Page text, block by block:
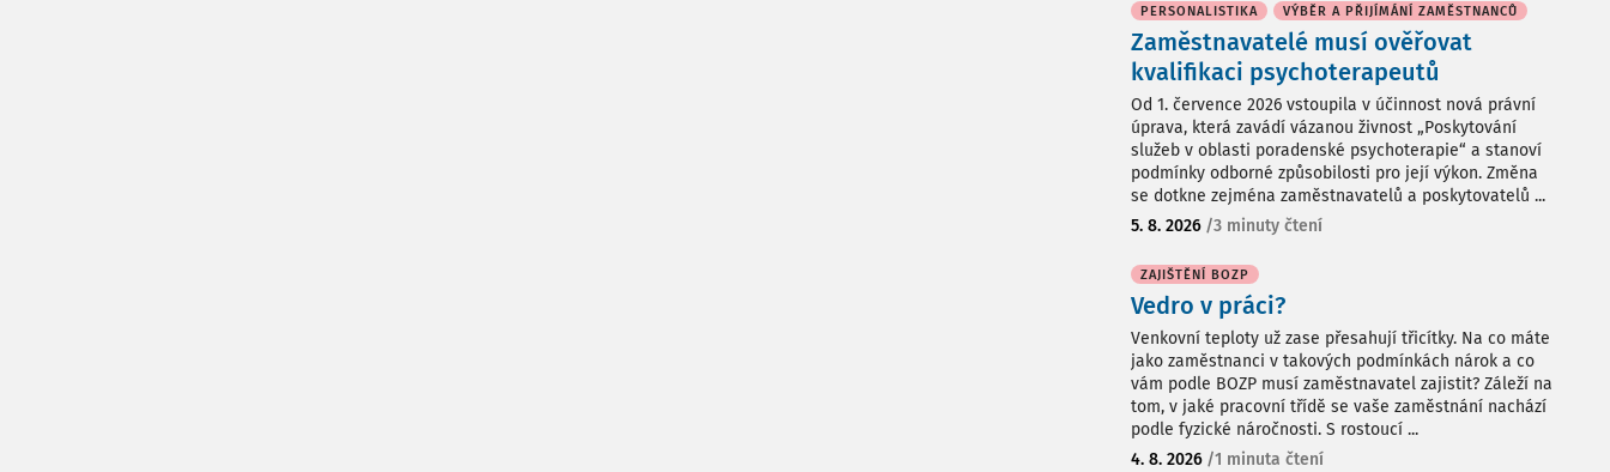
PERSONALISTIKA VÝBĚR A PŘIJÍMÁNÍ ZAMĚSTNANCŮ
Zaměstnavatelé musí ověřovat
kvalifikaci psychoterapeutů
Od 1. července 2026 vstoupila v účinnost nová právní
úprava, která zavádí vázanou živnost „Poskytování
služeb v oblasti poradenské psychoterapie“ a stanoví
podmínky odborné způsobilosti pro její výkon. Změna
se dotkne zejména zaměstnavatelů a poskytovatelů ...
5. 8. 2026 /3 minuty čtení
ZAJIŠTĚNÍ BOZP
Vedro v práci?
Venkovní teploty už zase přesahují třicítky. Na co máte
jako zaměstnanci v takových podmínkách nárok a co
vám podle BOZP musí zaměstnavatel zajistit? Záleží na
tom, v jaké pracovní třídě se vaše zaměstnání nachází
podle fyzické náročnosti. S rostoucí ...
4. 8. 2026 /1 minuta čtení